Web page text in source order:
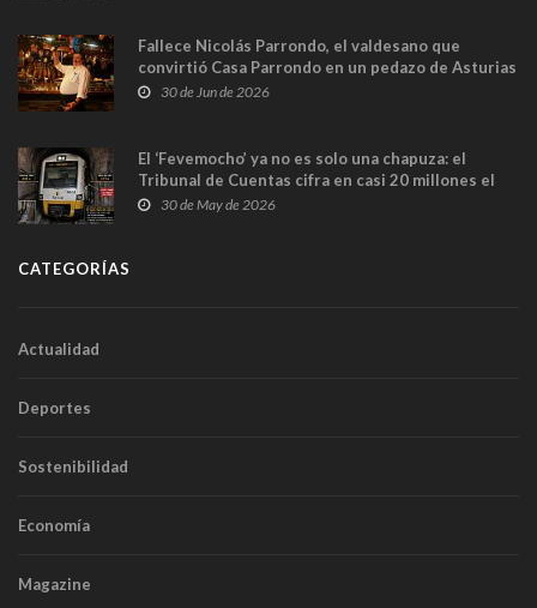
Fallece Nicolás Parrondo, el valdesano que
convirtió Casa Parrondo en un pedazo de Asturias
en Madrid
30 de Jun de 2026
El ‘Fevemocho’ ya no es solo una chapuza: el
Tribunal de Cuentas cifra en casi 20 millones el
sobrecoste de los trenes que no cabían por los
30 de May de 2026
CATEGORÍAS
Actualidad
Deportes
Sostenibilidad
Economía
Magazine